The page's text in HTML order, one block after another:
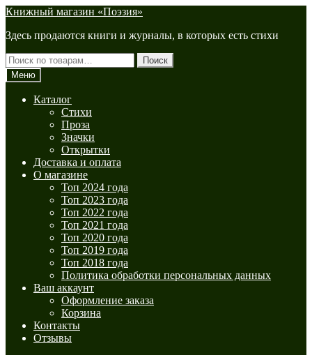
Перейти
навигации
Перейти
содержимому
Книжный магазин «Поэзия»
Здесь продаются книги и журналы, в которых есть стихи
Искать:
Поиск
Меню
Каталог
Стихи
Проза
Значки
Открытки
Доставка и оплата
О магазине
Топ 2024 года
Топ 2023 года
Топ 2022 года
Топ 2021 года
Топ 2020 года
Топ 2019 года
Топ 2018 года
Политика обработки персональных данных
Ваш аккаунт
Оформление заказа
Корзина
Контакты
Отзывы